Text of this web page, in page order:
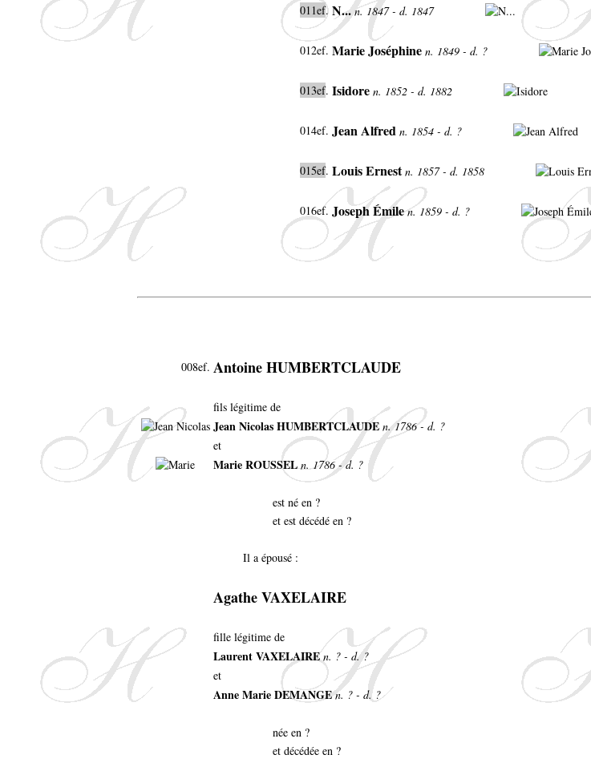
011ef. N...n. 1847 - d. 1847
012ef. Marie Joséphine n. 1849 - d. ?
013ef. Isidore n. 1852 - d. 1882
014ef. Jean Alfred n. 1854 - d. ?
015ef. Louis Ernestn. 1857 - d. 1858
016ef. Joseph Émilen. 1859 - d. ?
008ef. Antoine HUMBERTCLAUDE
fils légitime de
Jean Nicolas HUMBERTCLAUDE n. 1786 - d. ?
et
Marie ROUSSEL n. 1786 - d. ?
est né en ?
et est décédé en ?
Il a épousé :
Agathe VAXELAIRE
fille légitime de
Laurent VAXELAIRE n. ? - d. ?
et
Anne Marie DEMANGE n. ? - d. ?
née en ?
et décédée en ?